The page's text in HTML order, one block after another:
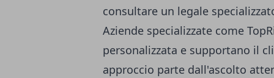
consultare un legale
Aziende specializzate come
personalizzata e supportano il
approccio parte dall'ascolto